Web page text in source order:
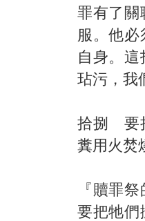
罪有了關
服。他
自身。
玷污，我
拾捌 要
糞用火焚
『贖罪
要把牠們